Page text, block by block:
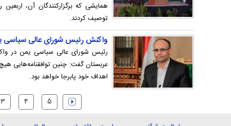
همایشی که برگزارکنندگان آن،
توصیف کردند.
واکنش رئیس شورای عالی سیاسی
رئیس شورای عالی سیاسی یمن در
عربستان گفت: چنین توافقنامه‌هایی
اهداف خود پابرجا خواهد بود.
۳ ۴ ۵